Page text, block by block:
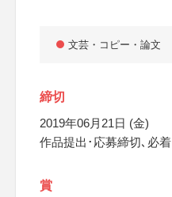
文芸・コピー・論文
締切
2019年06月21日 (金)
作品提出･応募締切､必着
賞